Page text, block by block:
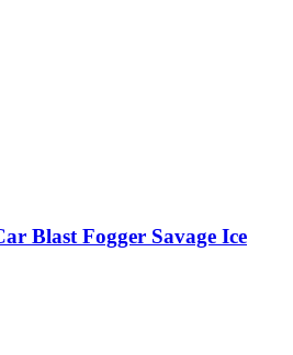
Blast Fogger Savage Ice